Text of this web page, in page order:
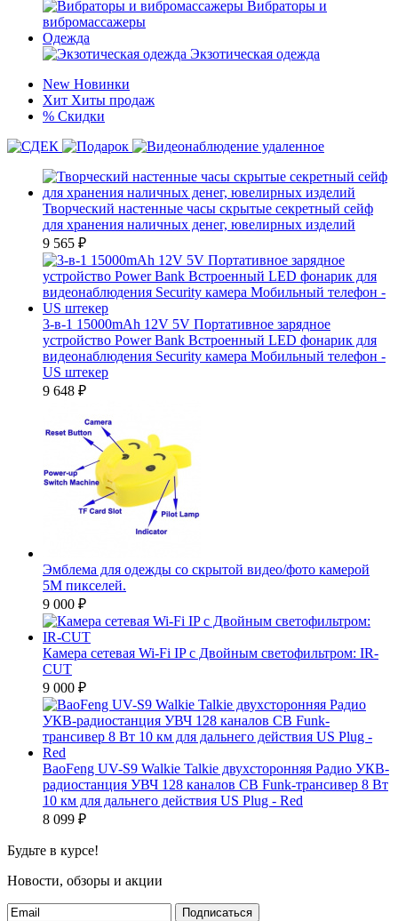
Вибраторы и
вибромассажеры
Одежда
Экзотическая одежда
New Новинки
Хит Хиты продаж
% Скидки
Творческий настенные часы скрытые секретный сейф
для хранения наличных денег, ювелирных изделий
9 565 ₽
3-в-1 15000mAh 12V 5V Портативное зарядное
устройство Power Bank Встроенный LED фонарик для
видеонаблюдения Security камера Мобильный телефон -
US штекер
9 648 ₽
Эмблема для одежды со скрытой видео/фото камерой
5M пикселей.
9 000 ₽
Камера сетевая Wi-Fi IP с Двойным светофильтром: IR-
CUT
9 000 ₽
BaoFeng UV-S9 Walkie Talkie двухсторонняя Радио УКВ-
радиостанция УВЧ 128 каналов CB Funk-трансивер 8 Вт
10 км для дальнего действия US Plug - Red
8 099 ₽
Будьте в курсе!
Новости, обзоры и акции
Подписаться